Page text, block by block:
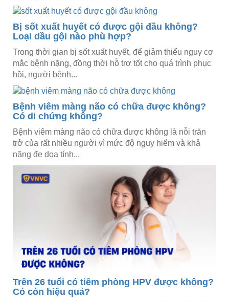
Bị sốt xuất huyết có được gội đầu không?
Loại dầu gội nào phù hợp?
Trong thời gian bị sốt xuất huyết, để giảm thiểu nguy cơ
mắc bệnh nặng, đồng thời hỗ trợ tốt cho quá trình phục
hồi, người bệnh...
Bệnh viêm màng não có chữa được không?
Có di chứng không?
Bệnh viêm màng não có chữa được không là nỗi trăn
trở của rất nhiều người vì mức độ nguy hiểm và khả
năng đe dọa tính...
Trên 26 tuổi có tiêm phòng HPV được không?
Có còn hiệu quả?